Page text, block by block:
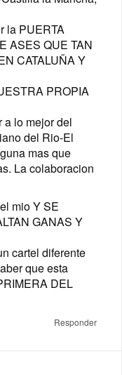
la PUERTA
ASES QUE TAN
CATALUÑA Y
PROPIA
a lo mejor del
del Rio-El
mas que
La colaboracion
mio Y SE
GANAS Y
cartel diferente
que esta
DEL
Responder